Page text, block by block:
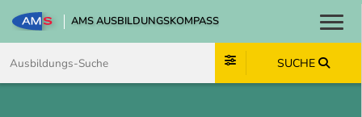
AMS AUSBILDUNGSKOMPASS
SUCHE